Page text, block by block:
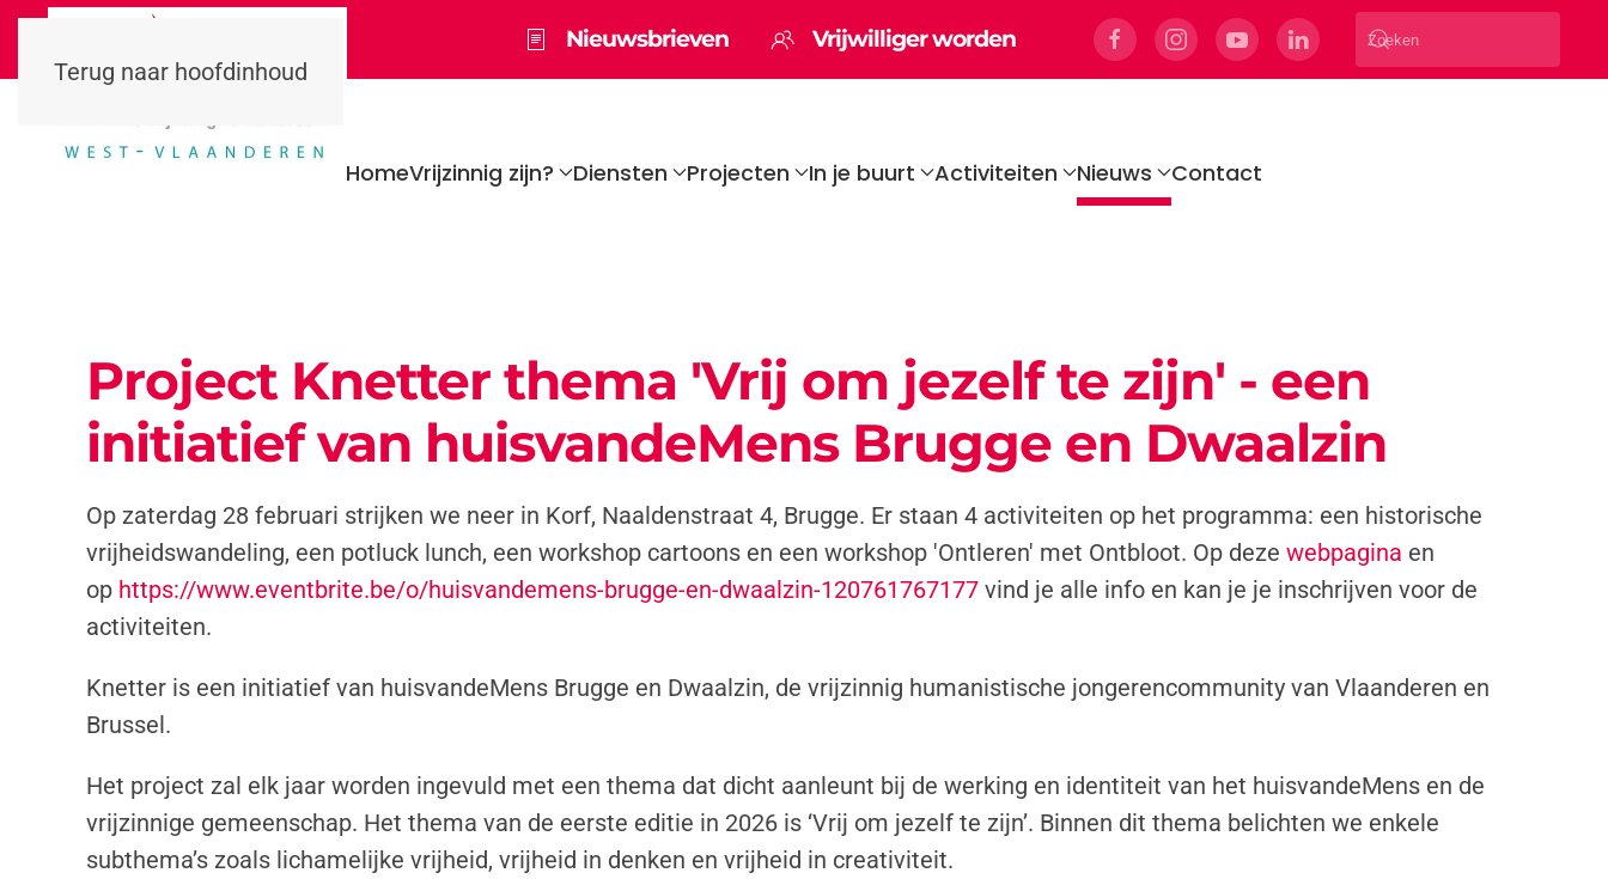
Terug naar hoofdinhoud
Nieuwsbrieven Vrijwilliger worden
HomeVrijzinnig zijn? Diensten Projecten In je buurt Activiteiten Nieuws Contact
Project Knetter thema 'Vrij om jezelf te zijn' - een
initiatief van huisvandeMens Brugge en Dwaalzin
Op zaterdag 28 februari strijken we neer in Korf, Naaldenstraat 4, Brugge. Er staan 4 activiteiten op het programma: een historische
vrijheidswandeling, een potluck lunch, een workshop cartoons en een workshop 'Ontleren' met Ontbloot. Op deze webpagina en
op https://www.eventbrite.be/o/huisvandemens-brugge-en-dwaalzin-120761767177 vind je alle info en kan je je inschrijven voor de
activiteiten.
Knetter is een initiatief van huisvandeMens Brugge en Dwaalzin, de vrijzinnig humanistische jongerencommunity van Vlaanderen en
Brussel.
Het project zal elk jaar worden ingevuld met een thema dat dicht aanleunt bij de werking en identiteit van het huisvandeMens en de
vrijzinnige gemeenschap. Het thema van de eerste editie in 2026 is ‘Vrij om jezelf te zijn’. Binnen dit thema belichten we enkele
subthema’s zoals lichamelijke vrijheid, vrijheid in denken en vrijheid in creativiteit.